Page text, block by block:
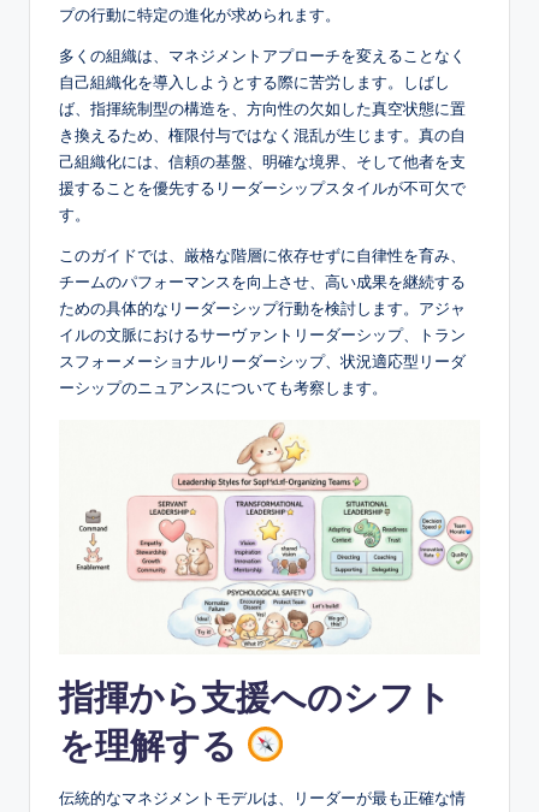
w
&
si
プの行動に特定の進化が求められます。
多くの組織は、マネジメントアプローチを変えることなく
自己組織化を導入しようとする際に苦労します。しばし
ば、指揮統制型の構造を、方向性の欠如した真空状態に置
き換えるため、権限付与ではなく混乱が生じます。真の自
己組織化には、信頼の基盤、明確な境界、そして他者を支
援することを優先するリーダーシップスタイルが不可欠で
す。
このガイドでは、厳格な階層に依存せずに自律性を育み、
チームのパフォーマンスを向上させ、高い成果を継続する
ための具体的なリーダーシップ行動を検討します。アジャ
イルの文脈におけるサーヴァントリーダーシップ、トラン
スフォーメーショナルリーダーシップ、状況適応型リーダ
ーシップのニュアンスについても考察します。
指揮から支援へのシフト
を理解する
伝統的なマネジメントモデルは、リーダーが最も正確な情